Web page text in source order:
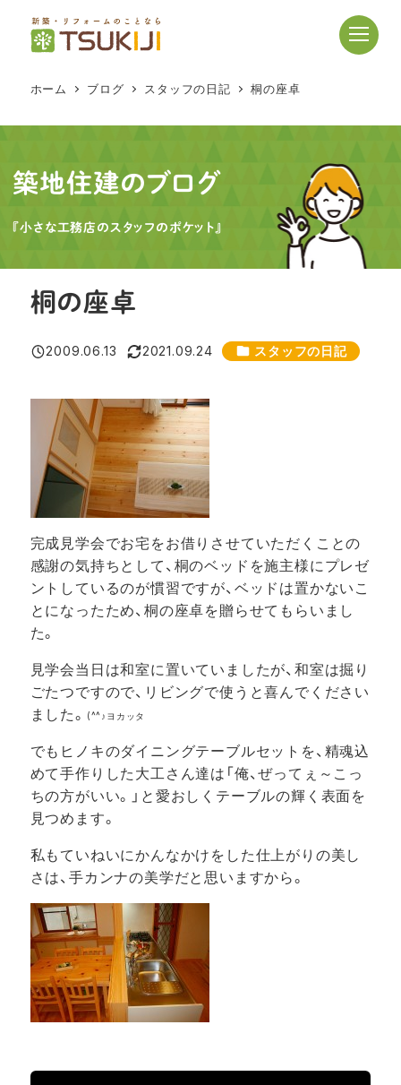
テ
ツ
へ
移
ホーム ブログ スタッフの日記 桐の座卓
築地住建のブログ
『小さな工務店のスタッフのポケット』
桐の座卓
投稿日
2009.06.13
更新日
2021.09.24 カテゴリー
スタッフの日記
完成見学会でお宅をお借りさせていただくことの
感謝の気持ちとして、桐のベッドを施主様にプレゼ
ントしているのが慣習ですが、ベッドは置かないこ
とになったため、桐の座卓を贈らせてもらいまし
た。
見学会当日は和室に置いていましたが、和室は掘り
ごたつですので、リビングで使うと喜んでください
ました。
(^^♪ヨカッタ
でもヒノキのダイニングテーブルセットを、精魂込
めて手作りした大工さん達は「俺、ぜってぇ～こっ
ちの方がいい。」と愛おしくテーブルの輝く表面を
見つめます。
私もていねいにかんなかけをした仕上がりの美し
さは、手カンナの美学だと思いますから。